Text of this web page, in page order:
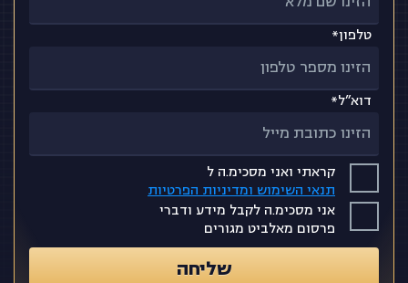
צרו קשר
טלפון*
דוא”ל*
קראתי ואני מסכימ.ה ל
תנאי השימוש ומדיניות הפרטיות
אני מסכימ.ה לקבל מידע ודברי
פרסום מאלביט מגורים
שליחה